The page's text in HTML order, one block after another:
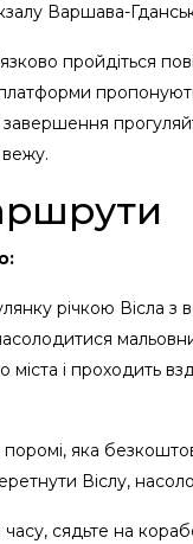
Варшава-
пройдіться
платформи
завершення
річкою Вісла
міста і проходить
яка
Віслу,
сядьте на